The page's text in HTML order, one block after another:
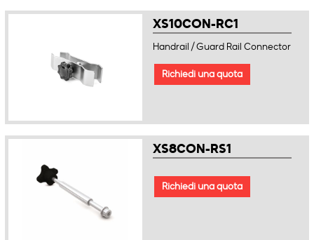
XS10CON-RC1
Handrail / Guard Rail Connector
Richiedi una quota
XS8CON-RS1
Richiedi una quota